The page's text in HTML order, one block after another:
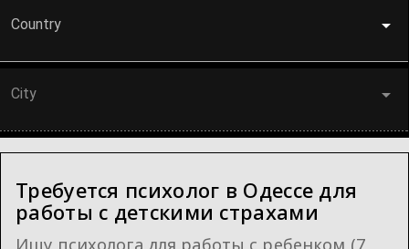
Country
City
Требуется психолог в Одессе для
работы с детскими страхами
Ищу психолога для работы с ребенком (7